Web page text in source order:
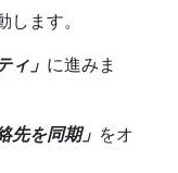
します。
ィ」 に進みま
先を同期」 をオ